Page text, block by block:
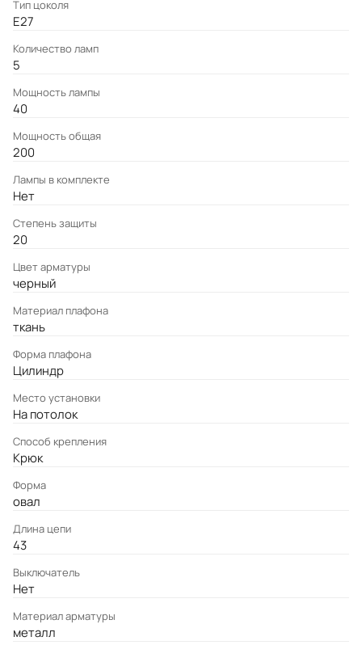
Тип цоколя
E27
Количество ламп
5
Мощность лампы
40
Мощность общая
200
Лампы в комплекте
Нет
Степень защиты
20
Цвет арматуры
черный
Материал плафона
ткань
Форма плафона
Цилиндр
Место установки
На потолок
Cпособ крепления
Крюк
Форма
овал
Длина цепи
43
Выключатель
Нет
Материал арматуры
металл